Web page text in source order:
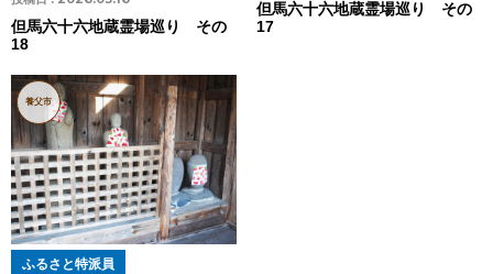
但馬六十六地蔵霊場巡り その
18
但馬六十六地蔵霊場巡り その
17
養父市
ふるさと特派員